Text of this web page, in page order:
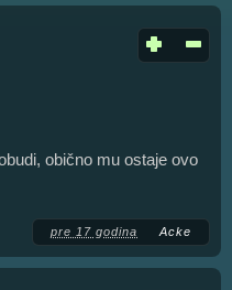
obično mu ostaje ovo
pre 17 godina Acke